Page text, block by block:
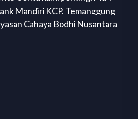
Mandiri KCP. Temanggung
Cahaya Bodhi Nusantara